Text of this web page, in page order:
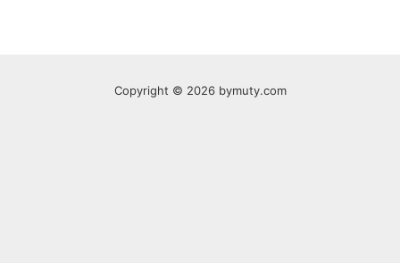
Copyright © 2026 bymuty.com